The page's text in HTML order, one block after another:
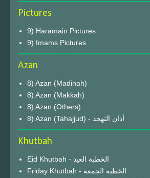
Pictures
9) Haramain Pictures
9) Imams Pictures
Azan
8) Azan (Madinah)
8) Azan (Makkah)
8) Azan (Others)
8) Azan (Tahajjud) - أذان التهجد
Khutbah
Eid Khutbah - الخطبة العيد
Friday Khutbah - الخطبة الجمعة